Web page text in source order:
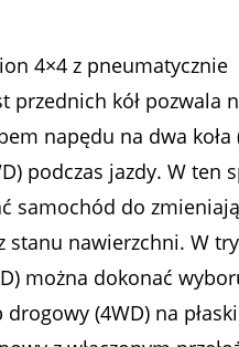
4×4 z pneumatycznie
przednich kół pozwala
napędu na dwa koła
podczas jazdy. W ten
samochód do
stanu nawierzchni. W
można dokonać
(4WD) na